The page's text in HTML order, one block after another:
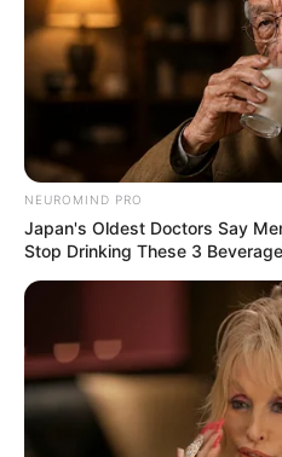
NEUROMIND PRO
Japan's Oldest Doctors Say
Stop Drinking These 3